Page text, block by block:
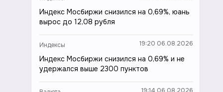
Индекс Мосбиржи снизился на 0,69%, юань
вырос до 12,08 рубля
Индексы 19:20 06.08.2026
Индекс Мосбиржи снизился на 0,69% и не
удержался выше 2300 пунктов